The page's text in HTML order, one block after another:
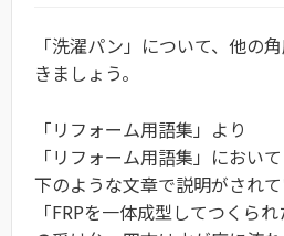
「洗濯パン」について、他の
きましょう。
「リフォーム用語集」より
「リフォーム用語集」におい
下のような文章で説明がされて
「FRPを一体成型してつくら